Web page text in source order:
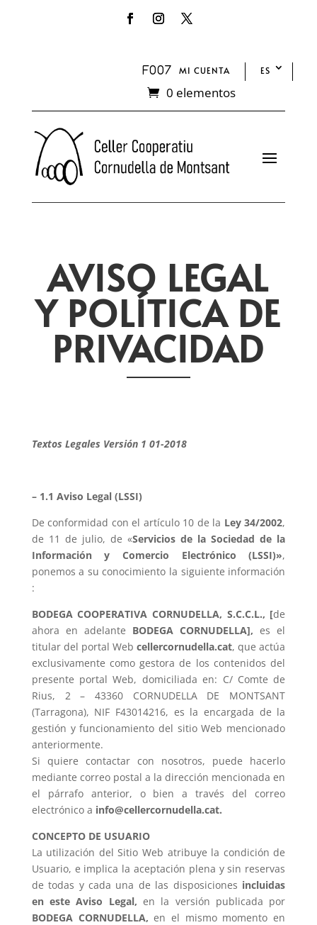
MI CUENTA ES
0 elementos
AVISO LEGAL
Y POLÍTICA DE
PRIVACIDAD
Textos Legales Versión 1 01-2018
– 1.1 Aviso Legal (LSSI)
De conformidad con el artículo 10 de la Ley 34/2002,
de 11 de julio, de «Servicios de la Sociedad de la
Información y Comercio Electrónico (LSSI)»,
ponemos a su conocimiento la siguiente información
:
BODEGA COOPERATIVA CORNUDELLA, S.C.C.L., [de
ahora en adelante BODEGA CORNUDELLA],es el
titular del portal Webcellercornudella.cat, que actúa
exclusivamente como gestora de los contenidos del
presente portal Web, domiciliada en: C/ Comte de
Rius, 2 – 43360 CORNUDELLA DE MONTSANT
(Tarragona), NIF F43014216, es la encargada de la
gestión y funcionamiento del sitio Web mencionado
anteriormente.
Si quiere contactar con nosotros, puede hacerlo
mediante correo postal a la dirección mencionada en
el párrafo anterior, o bien a través del correo
electrónico a info@cellercornudella.cat.
CONCEPTO DE USUARIO
La utilización del Sitio Web atribuye la condición de
Usuario, e implica la aceptación plena y sin reservas
de todas y cada una de las disposiciones incluidas
en este Aviso Legal, en la versión publicada por
BODEGA CORNUDELLA,en el mismo momento en